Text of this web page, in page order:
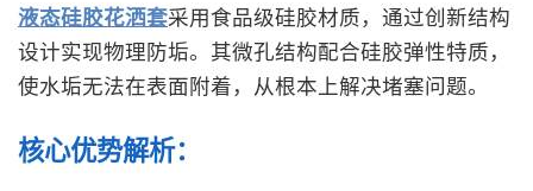
液态硅胶花洒套采用食品级硅胶材质，通过创新结构
设计实现物理防垢。其微孔结构配合硅胶弹性特质，
使水垢无法在表面附着，从根本上解决堵塞问题。
核心优势解析：